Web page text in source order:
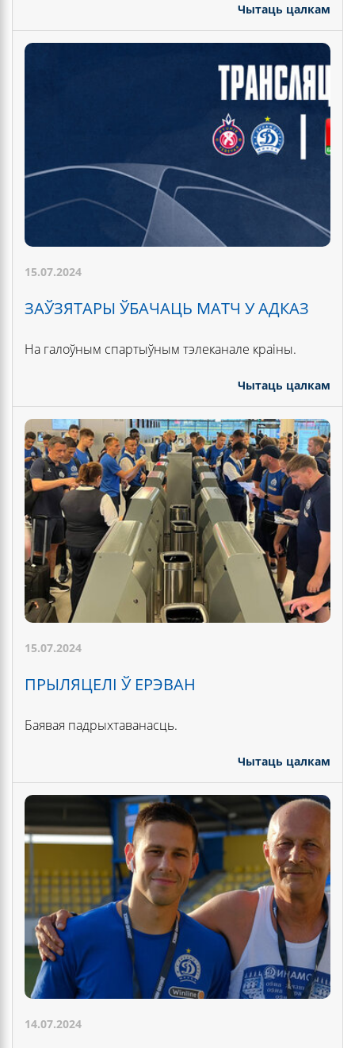
Чытаць цалкам
15.07.2024
ЗАЎЗЯТАРЫ ЎБАЧАЦЬ МАТЧ У АДКАЗ
На галоўным спартыўным тэлеканале краіны.
Чытаць цалкам
15.07.2024
ПРЫЛЯЦЕЛІ Ў ЕРЭВАН
Баявая падрыхтаванасць.
Чытаць цалкам
14.07.2024